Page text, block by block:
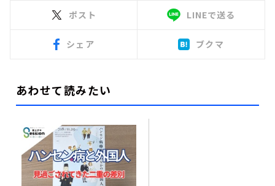
ポスト LINEで送る
シェア ブクマ
あわせて読みたい